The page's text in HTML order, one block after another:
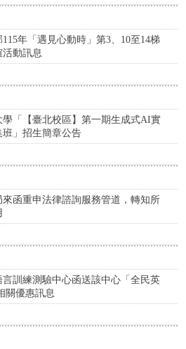
年「遇見心動時」第3、10至14梯
動訊息
學「【臺北校區】第一期生成式AI實
班」招生簡章公告
來函重申法律諮詢服務管道，轉知所
言訓練測驗中心函送該中心「全民英
關優惠訊息